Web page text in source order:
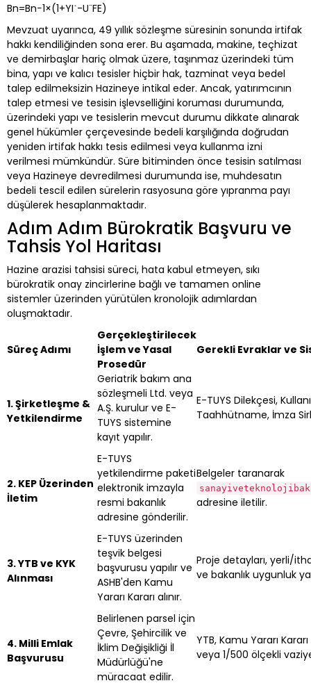
Bn​=Bn−1​×(1+YI˙-U¨FE)
Mevzuat uyarınca, 49 yıllık sözleşme süresinin sonunda irtifak
hakkı kendiliğinden sona erer. Bu aşamada, makine, teçhizat
ve demirbaşlar hariç olmak üzere, taşınmaz üzerindeki tüm
bina, yapı ve kalıcı tesisler hiçbir hak, tazminat veya bedel
talep edilmeksizin Hazineye intikal eder. Ancak, yatırımcının
talep etmesi ve tesisin işlevselliğini koruması durumunda,
üzerindeki yapı ve tesislerin mevcut durumu dikkate alınarak
genel hükümler çerçevesinde bedeli karşılığında doğrudan
yeniden irtifak hakkı tesis edilmesi veya kullanma izni
verilmesi mümkündür. Süre bitiminden önce tesisin satılması
veya Hazineye devredilmesi durumunda ise, muhdesatın
bedeli tescil edilen sürelerin rasyosuna göre yıpranma payı
düşülerek hesaplanmaktadır.
Adım Adım Bürokratik Başvuru ve
Tahsis Yol Haritası
Hazine arazisi tahsisi süreci, hata kabul etmeyen, sıkı
bürokratik onay zincirlerine bağlı ve tamamen online
sistemler üzerinden yürütülen kronolojik adımlardan
oluşmaktadır.
Süreç Adımı
Gerçekleştirilecek
İşlem ve Yasal
Prosedür
Gerekli Evraklar ve
1. Şirketleşme &
Yetkilendirme
Geriatrik bakım ana
sözleşmeli Ltd. veya
A.Ş. kurulur ve E-
TUYS sistemine
kayıt yapılır.
E-TUYS Dilekçesi,
Taahhütname, İmza
2. KEP Üzerinden
İletim
E-TUYS
yetkilendirme paketi
elektronik imzayla
resmi bakanlık
adresine gönderilir.
Belgeler taranarak
adresine iletilir.
3. YTB ve KYK
Alınması
E-TUYS üzerinden
teşvik belgesi
başvurusu yapılır ve
ASHB'den Kamu
Yararı Kararı alınır.
Proje detayları, yerli/
ve bakanlık uygunluk
4. Milli Emlak
Başvurusu
Belirlenen parsel için
Çevre, Şehircilik ve
İklim Değişikliği İl
Müdürlüğü'ne
müracaat edilir.
YTB, Kamu Yararı
veya 1/500 ölçekli